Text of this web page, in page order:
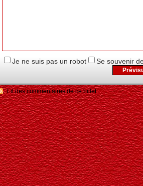
Je ne suis pas un robot Se souvenir
Fil des commentaires de ce billet